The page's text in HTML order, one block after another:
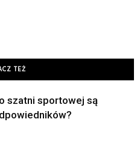
TEŻ
szatni sportowej są